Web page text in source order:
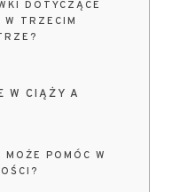
DOTYCZĄCE
TRZECIM
W CIĄŻY A
POMÓC W